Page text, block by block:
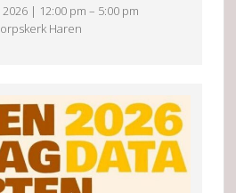
| 12:00 pm – 5:00 pm
Haren